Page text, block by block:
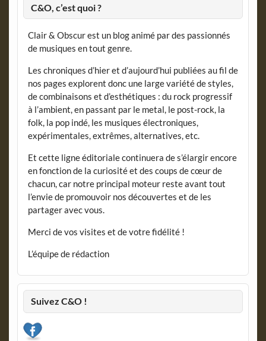
C&O, c’est quoi ?
Clair & Obscur est un blog animé par des passionnés
de musiques en tout genre.
Les chroniques d’hier et d’aujourd’hui publiées au fil de
nos pages explorent donc une large variété de styles,
de combinaisons et d’esthétiques : du rock progressif
à l’ambient, en passant par le metal, le post-rock, la
folk, la pop indé, les musiques électroniques,
expérimentales, extrêmes, alternatives, etc.
Et cette ligne éditoriale continuera de s’élargir encore
en fonction de la curiosité et des coups de cœur de
chacun, car notre principal moteur reste avant tout
l’envie de promouvoir nos découvertes et de les
partager avec vous.
Merci de vos visites et de votre fidélité !
L’équipe de rédaction
Suivez C&O !